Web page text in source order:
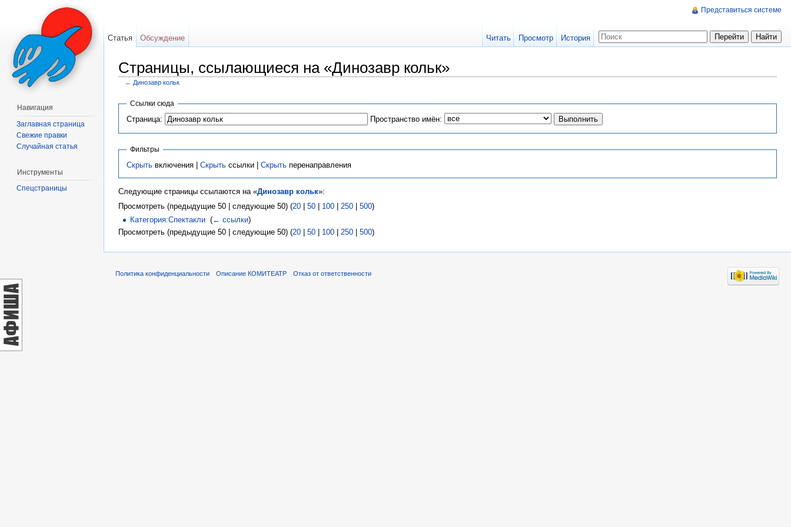
Страницы, ссылающиеся на «Динозавр кольк»
← Динозавр кольк
Ссылки сюда
Страница: Пространство имён:
Фильтры
Скрытьвключения | Скрытьссылки | Скрытьперенаправления
Следующие страницы ссылаются на «Динозавр кольк»:
Просмотреть (предыдущие 50 | следующие 50) (20 50 100 250 500)
Категория:Спектакли ‎(← ссылки)
Просмотреть (предыдущие 50 | следующие 50) (20 | 50 | 100 | 250 | 500)
Представиться системе
Статья Обсуждение Читать Просмотр История
Навигация
Заглавная страница
Свежие правки
Случайная статья
Инструменты
Спецстраницы
Политика конфиденциальности Описание КОМИТЕАТР Отказ от ответственности